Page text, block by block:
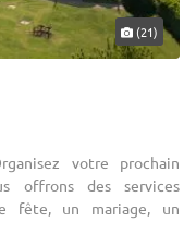
(21)
votre prochain
offrons des services
fête, un mariage, un